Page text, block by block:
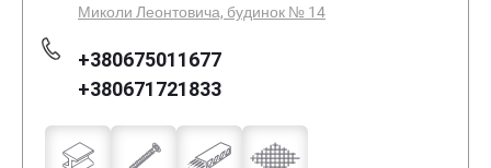
Миколи Леонтовича, будинок № 14
+380675011677
+380671721833